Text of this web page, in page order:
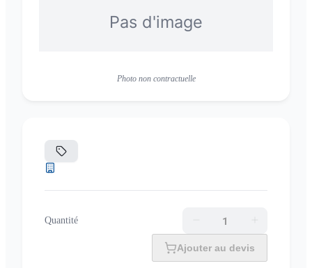
Photo non contractuelle
Quantité
Ajouter au devis